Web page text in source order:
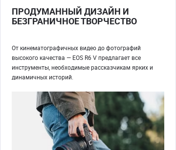
ПРОДУМАННЫЙ ДИЗАЙН И
БЕЗГРАНИЧНОЕ ТВОРЧЕСТВО
От кинематографичных видео до фотографий
высокого качества — EOS R6 V предлагает все
инструменты, необходимые рассказчикам ярких и
динамичных историй.